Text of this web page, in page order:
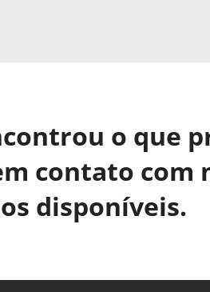
o que
contato com
disponíveis.